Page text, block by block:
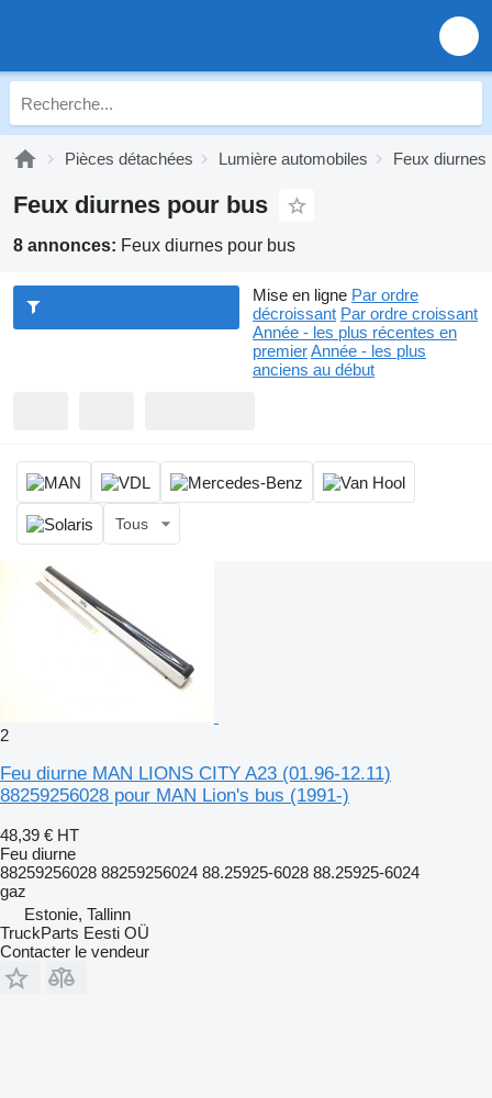
Pièces détachées Lumière automobiles Feux diurnes
Feux diurnes pour bus
8 annonces: Feux diurnes pour bus
Mise en ligne Par ordre
décroissant Par ordre croissant
Année - les plus récentes en
premierAnnée - les plus
anciens au début
Tous
2
Feu diurne MAN LIONS CITY A23 (01.96-12.11)
88259256028 pour MAN Lion's bus (1991-)
48,39 € HT
Feu diurne
88259256028 88259256024 88.25925-6028 88.25925-6024
gaz
Estonie, Tallinn
TruckParts Eesti OÜ
Contacter le vendeur